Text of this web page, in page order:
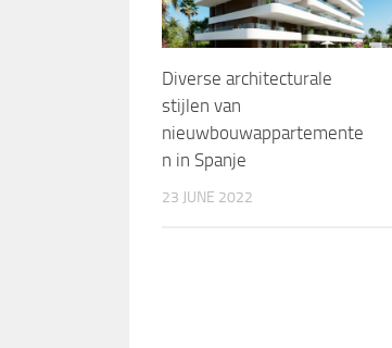
Diverse architecturale
stijlen van
nieuwbouwappartemente
n in Spanje
23 JUNE 2022